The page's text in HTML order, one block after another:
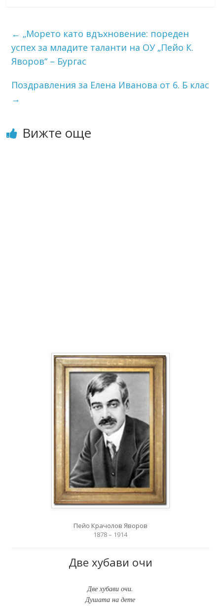
← „Морето като вдъхновение: пореден
успех за младите таланти на ОУ „Пейо К.
Яворов“ – Бургас
Поздравления за Елена Иванова от 6. Б клас
→
Вижте още
Пейо Крачолов Яворов
1878 – 1914
Две хубави очи
Две хубави очи.
Душата на дете